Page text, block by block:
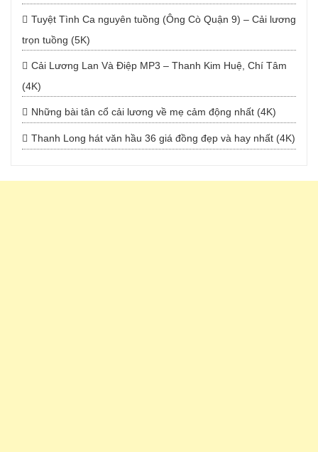
Tuyệt Tình Ca nguyên tuồng (Ông Cò Quận 9) – Cải lương
trọn tuồng (5K)
Cải Lương Lan Và Điệp MP3 – Thanh Kim Huệ, Chí Tâm
(4K)
Những bài tân cổ cải lương về mẹ cảm động nhất (4K)
Thanh Long hát văn hầu 36 giá đồng đẹp và hay nhất (4K)